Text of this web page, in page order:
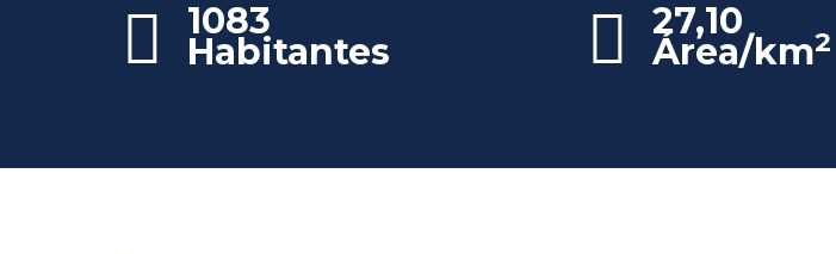
1083
Habitantes
27,10
Área/km2